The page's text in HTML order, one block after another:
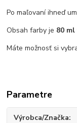
Po maľovaní ihneď
Obsah farby je 80 ml
Máte možnosť si
Parametre
Výrobca/Značka